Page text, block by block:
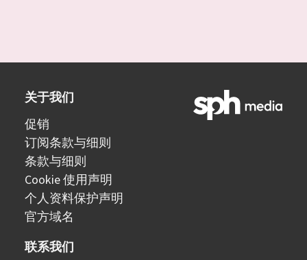
关于我们
促销
订阅条款与细则
条款与细则
Cookie 使用声明
个人资料保护声明
官方域名
联系我们